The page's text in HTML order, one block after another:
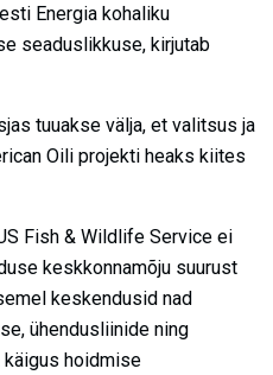
Energia kohaliku
seaduslikkuse, kirjutab
tuuakse välja, et valitsus ja
Oili projekti heaks kiites
Fish & Wildlife Service ei
keskkonnamõju suurust
keskendusid nad
ühendusliinide ning
käigus hoidmise